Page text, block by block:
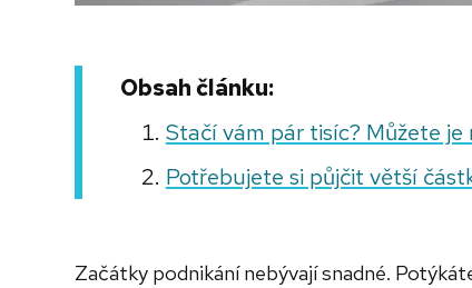
Obsah článku:
Stačí vám pár tisíc? Můžete
Potřebujete si půjčit větší
Začátky podnikání nebývají snadné.